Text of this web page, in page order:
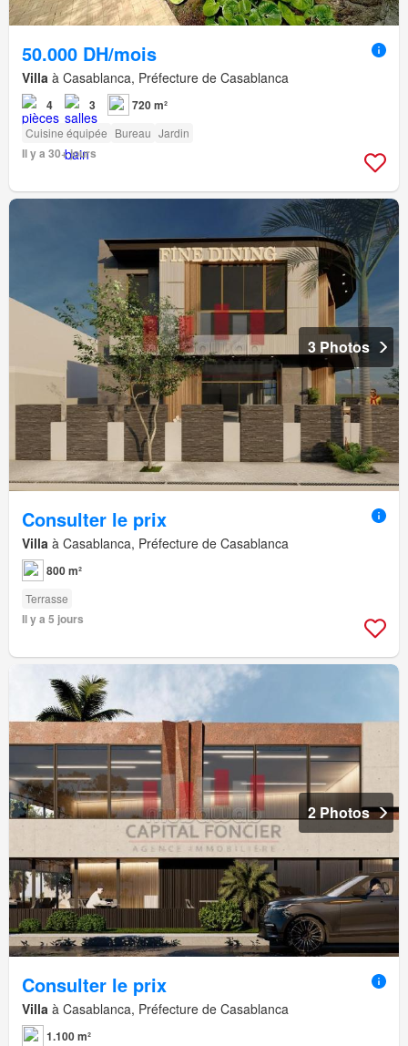
50.000 DH/mois
Villa à Casablanca, Préfecture de Casablanca
4 3 720 m²
Cuisine équipée Bureau Jardin
Il y a 30+ jours
3 Photos
Consulter le prix
Villa à Casablanca, Préfecture de Casablanca
800 m²
Terrasse
Il y a 5 jours
2 Photos
Consulter le prix
Villa à Casablanca, Préfecture de Casablanca
1.100 m²